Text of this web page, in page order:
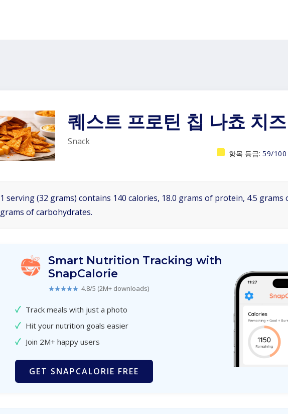
퀘스트 프로틴 칩 나쵸 치즈
Snack
항목 등급: 59/100
1 serving (32 grams) contains 140 calories, 18.0 grams of protein, 4.5 grams
grams of carbohydrates.
Smart Nutrition Tracking with
SnapCalorie
★★★★★ 4.8/5 (2M+ downloads)
✓ Track meals with just a photo
✓ Hit your nutrition goals easier
✓ Join 2M+ happy users
GET SNAPCALORIE FREE